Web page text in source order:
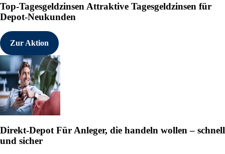
Top-Tagesgeldzinsen Attraktive Tagesgeldzinsen für
Depot-Neukunden
Zur Aktion
Direkt-Depot Für Anleger, die handeln wollen – schnell
und sicher